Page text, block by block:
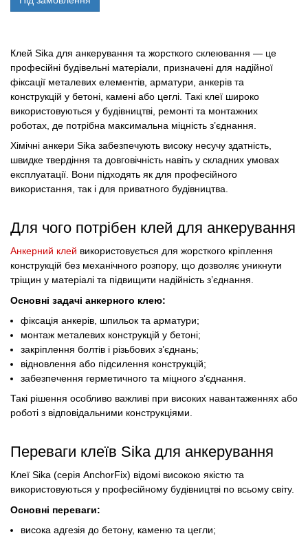
Клей Sika для анкерування та жорсткого склеювання — це
професійні будівельні матеріали, призначені для надійної
фіксації металевих елементів, арматури, анкерів та
конструкцій у бетоні, камені або цеглі. Такі клеї широко
використовуються у будівництві, ремонті та монтажних
роботах, де потрібна максимальна міцність з’єднання.
Хімічні анкери Sika забезпечують високу несучу здатність,
швидке твердіння та довговічність навіть у складних умовах
експлуатації. Вони підходять як для професійного
використання, так і для приватного будівництва.
Для чого потрібен клей для анкерування
Анкерний клей використовується для жорсткого кріплення
конструкцій без механічного розпору, що дозволяє уникнути
тріщин у матеріалі та підвищити надійність з’єднання.
Основні задачі анкерного клею:
фіксація анкерів, шпильок та арматури;
монтаж металевих конструкцій у бетоні;
закріплення болтів і різьбових з’єднань;
відновлення або підсилення конструкцій;
забезпечення герметичного та міцного з’єднання.
Такі рішення особливо важливі при високих навантаженнях або
роботі з відповідальними конструкціями.
Переваги клеїв Sika для анкерування
Клеї Sika (серія AnchorFix) відомі високою якістю та
використовуються у професійному будівництві по всьому світу.
Основні переваги:
висока адгезія до бетону, каменю та цегли;